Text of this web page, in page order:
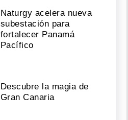
Naturgy acelera nueva
subestación para
fortalecer Panamá
Pacífico
Descubre la magia de
Gran Canaria